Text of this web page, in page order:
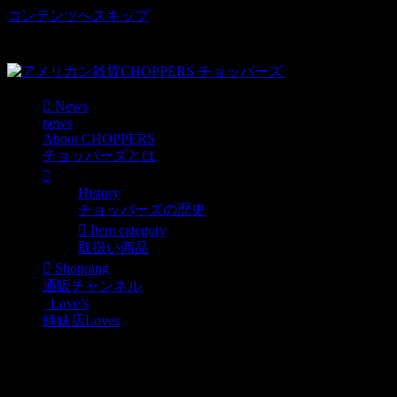
コンテンツへスキップ
News
news
About CHOPPERS
チョッパーズとは
History
チョッパーズの歴史
Item category
取扱い商品
Shopping
通販チャンネル
Love’s
姉妹店Loves